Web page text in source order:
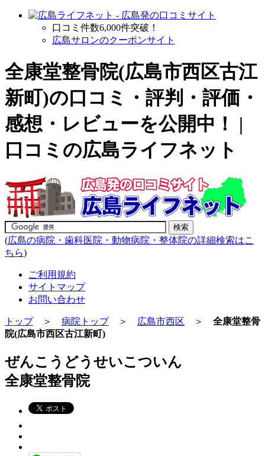
口コミ件数6,000件突破！
広島サロンのクーポンサイト
全康堂整骨院(広島市西区古江
新町)の口コミ・評判・評価・
感想・レビューを公開中！ |
口コミの広島ライフネット
(広島の病院・歯科医院・動物病院・整体院の詳細検索はこ
ちら)
ご利用規約
サイトマップ
お問い合わせ
トップ＞ 病院トップ＞ 広島市西区 ＞ 全康堂整骨
院(広島市西区古江新町)
ぜんこうどうせいこついん
全康堂整骨院